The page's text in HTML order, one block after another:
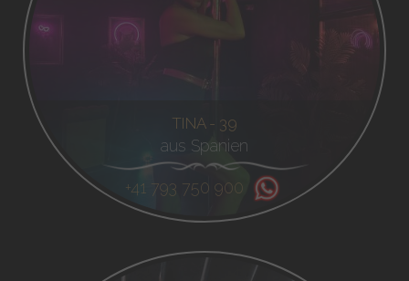
TINA - 39
aus Spanien
+41 793 750 900